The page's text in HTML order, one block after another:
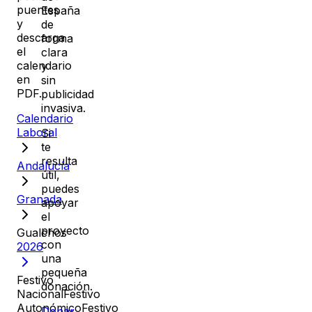
puentes
y
descarga
el
calendario
en
PDF.
Calendario
Laboral
Andalucía
Granada
Gualchos
2026
Festivo
NacionalFestivo
AutonómicoFestivo
España
de
forma
clara
y
sin
publicidad
invasiva.
Si
te
resulta
útil,
puedes
apoyar
el
proyecto
con
una
pequeña
donación.